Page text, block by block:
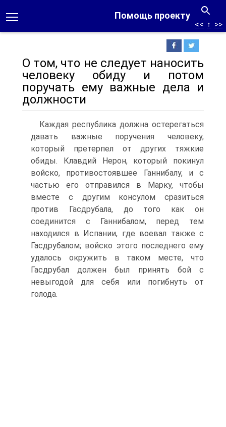
Помощь проекту
<< ↑ >>
О том, что не следует наносить
человеку обиду и потом
поручать ему важные дела и
должности
Каждая республика должна остерегаться
давать важные поручения человеку,
который претерпел от других тяжкие
обиды. Клавдий Нерон, который покинул
войско, противостоявшее Ганнибалу, и с
частью его отправился в Марку, чтобы
вместе с другим консулом сразиться
против Гасдрубала, до того как он
соединится с Ганнибалом, перед тем
находился в Испании, где воевал также с
Гасдрубалом; войско этого последнего ему
удалось окружить в таком месте, что
Гасдрубал должен был принять бой с
невыгодой для себя или погибнуть от
голода.